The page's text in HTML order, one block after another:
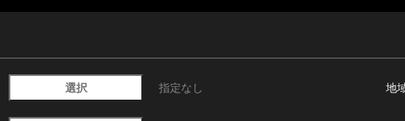
選択 指定なし 地